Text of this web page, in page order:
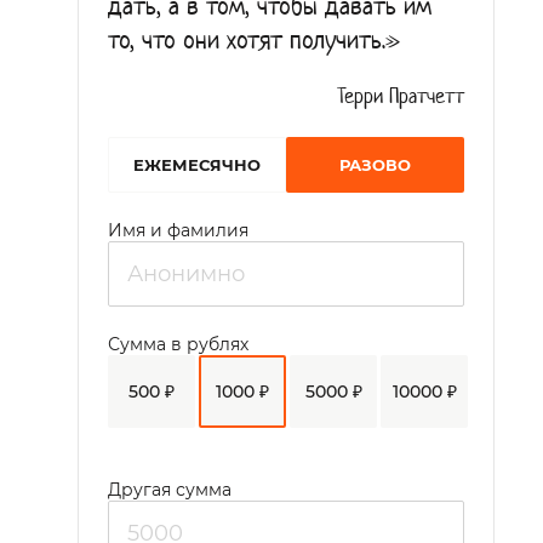
дать, а в том, чтобы давать им
то, что они хотят получить.»
Терри Пратчетт
EЖЕМЕСЯЧНО РАЗОВО
Имя и фамилия
500 ₽ 1000 ₽ 5000 ₽ 10000 ₽
Сумма в рублях
Другая сумма